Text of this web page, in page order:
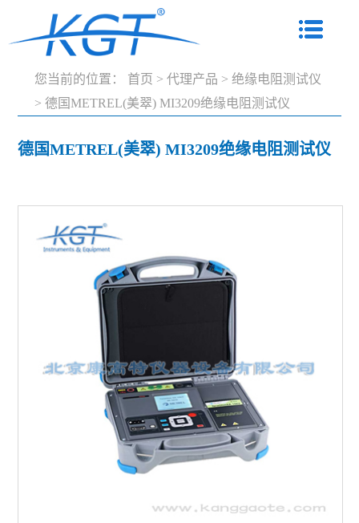
您当前的位置： 首页 > 代理产品 > 绝缘电阻测试仪
> 德国METREL(美翠) MI3209绝缘电阻测试仪
德国METREL(美翠) MI3209绝缘电阻测试仪